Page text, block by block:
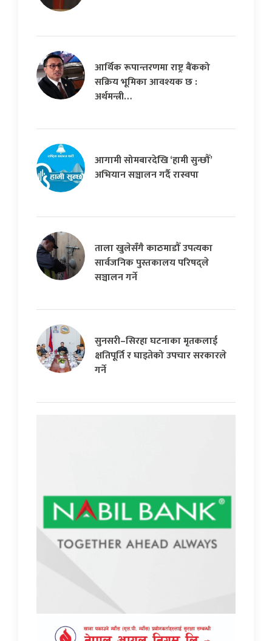
आर्थिक रूपान्तरणमा राष्ट्र बैंकको
सक्रिय भूमिका आवश्यक छ :
अर्थमन्त्री…
आगामी सोमबारदेखि ‘हामी सुन्छौँ’
अभियान सञ्चालन गर्दै रास्वपा
ताला खुलेसँगै काठमाडौँ उपत्यका
सार्वजनिक पुस्तकालय परिषद्ले
सञ्चालन गर्ने
सुनसरी–सिरहा घटनाका मृतकलाई
क्षतिपूर्ति र घाइतेको उपचार सरकारले
गर्ने